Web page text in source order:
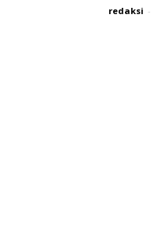
redaksi -